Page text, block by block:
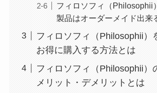
フィロソフィ（Philosophii
製品はオーダーメイド出来
フィロソフィ（Philosophii）
お得に購入する方法とは
フィロソフィ（Philosophii）
メリット・デメリットとは